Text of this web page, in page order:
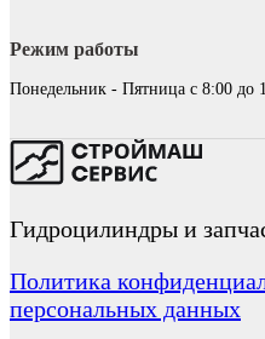
Режим работы
Понедельник - Пятница с 8:00 до
Гидроцилиндры и
Политика
персональных данных